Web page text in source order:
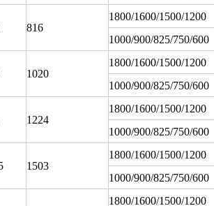
816
1800/1600/1500/1200
1000/900/825/750/600
1020
1800/1600/1500/1200
1000/900/825/750/600
1224
1800/1600/1500/1200
1000/900/825/750/600
1503
1800/1600/1500/1200
1000/900/825/750/600
1800/1600/1500/1200